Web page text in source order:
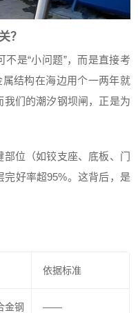
？
是“小问题”，而是直接考
属结构在海边用个一两年就
们的潮汐钢坝闸，正是为
位（如铰支座、底板、门
好率超95%。这背后，是
依据标准
金钢 ——